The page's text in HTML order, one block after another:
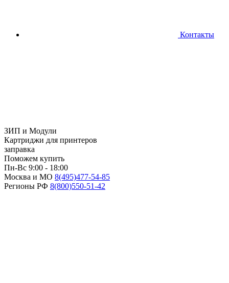
Контакты
ЗИП и Модули
Картриджи для принтеров
заправка
Поможем купить
Пн-Вс 9:00 - 18:00
Москва и МО 8(495)477-54-85
Регионы РФ 8(800)550-51-42